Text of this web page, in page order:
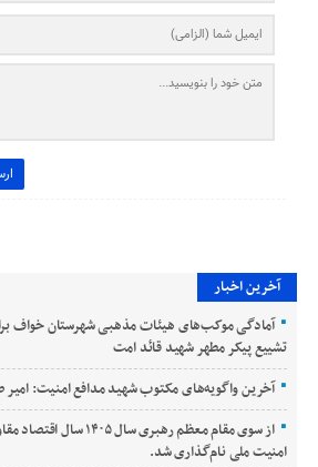
آخرین اخبار
آمادگی موکب‌های هیئات مذهبی شهرستان خواف
تشییع پیکر مطهر شهید قائد امت
آخرین واگویه‌های مکتوب شهید مدافع امنیت:
از سوی مقام معظم رهبری
امنیت ملی نام‌گذاری شد.